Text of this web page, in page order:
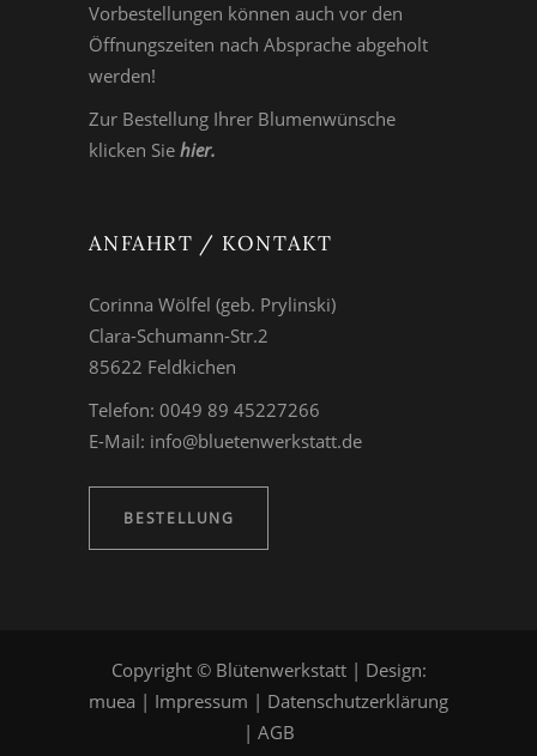
Vorbestellungen können auch vor den
Öffnungszeiten nach Absprache abgeholt
werden!
Zur Bestellung Ihrer Blumenwünsche
klicken Sie hier.
ANFAHRT / KONTAKT
Corinna Wölfel (geb. Prylinski)
Clara-Schumann-Str.2
85622 Feldkichen
Telefon: 0049 89 45227266
E-Mail: info@bluetenwerkstatt.de
BESTELLUNG
Copyright © Blütenwerkstatt | Design:
muea | Impressum | Datenschutzerklärung
| AGB